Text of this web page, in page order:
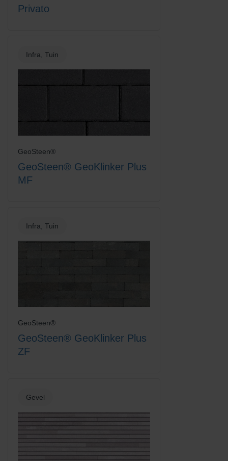
Privato
Infra, Tuin
GeoSteen®
GeoSteen® GeoKlinker Plus
MF
Infra, Tuin
GeoSteen®
GeoSteen® GeoKlinker Plus
ZF
Gevel